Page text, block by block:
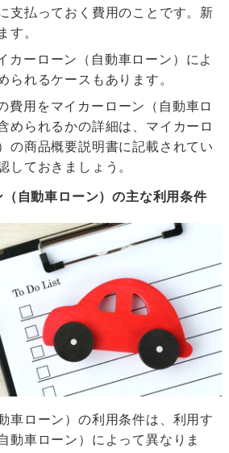
支払っておく費用のことです。新
す。
カーローン（自動車ローン）によ
られるケースもあります。
費用をマイカーローン（自動車ロ
められるかの詳細は、マイカーロ
の商品概要説明書に記載されてい
しておきましょう。
自動車ローン）の主な利用条件
車ローン）の利用条件は、利用す
動車ローン）によって異なりま